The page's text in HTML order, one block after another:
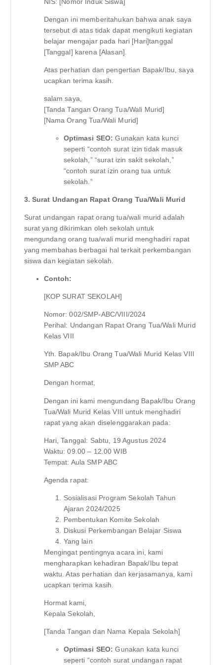
Dengan ini memberitahukan bahwa anak saya
tersebut di atas tidak dapat mengikuti kegiatan
belajar mengajar pada hari [Hari]tanggal
[Tanggal] karena [Alasan].
Atas perhatian dan pengertian Bapak/Ibu, saya
ucapkan terima kasih.
salam saya,
[Tanda Tangan Orang Tua/Wali Murid]
[Nama Orang Tua/Wali Murid]
Optimasi SEO: Gunakan kata kunci
seperti “contoh surat izin tidak masuk
sekolah,” “surat izin sakit sekolah,”
“contoh surat izin orang tua untuk
sekolah.”
3. Surat Undangan Rapat Orang Tua/Wali Murid
Surat undangan rapat orang tua/wali murid adalah
surat yang dikirimkan oleh sekolah untuk
mengundang orang tua/wali murid menghadiri rapat
yang membahas berbagai hal terkait perkembangan
siswa dan kegiatan sekolah.
Contoh:
[KOP SURAT SEKOLAH]
Nomor: 002/SMP-ABC/VIII/2024
Perihal: Undangan Rapat Orang Tua/Wali Murid
Kelas VIII
Yth. Bapak/Ibu Orang Tua/Wali Murid Kelas VIII
SMP ABC
Dengan hormat,
Dengan ini kami mengundang Bapak/Ibu Orang
Tua/Wali Murid Kelas VIII untuk menghadiri
rapat yang akan diselenggarakan pada:
Hari, Tanggal: Sabtu, 19 Agustus 2024
Waktu: 09.00 – 12.00 WIB
Tempat: Aula SMP ABC
Agenda rapat:
Sosialisasi Program Sekolah Tahun
Ajaran 2024/2025
Pembentukan Komite Sekolah
Diskusi Perkembangan Belajar Siswa
Yang lain
Mengingat pentingnya acara ini, kami
mengharapkan kehadiran Bapak/Ibu tepat
waktu. Atas perhatian dan kerjasamanya, kami
ucapkan terima kasih.
Hormat kami,
Kepala Sekolah,
[Tanda Tangan dan Nama Kepala Sekolah]
Optimasi SEO: Gunakan kata kunci
seperti “contoh surat undangan rapat